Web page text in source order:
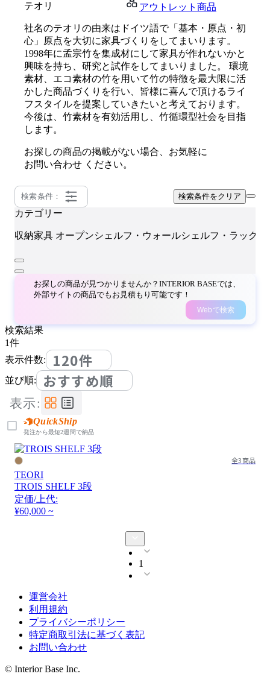
アウトレット商品
テオリ
社名のテオリの由来はドイツ語で「基本・原点・初
心」原点を大切に家具づくりをしてまいります。
1998年に孟宗竹を集成材にして家具が作れないかと
興味を持ち、研究と試作をしてまいりました。 環境
素材、エコ素材の竹を用いて竹の特徴を最大限に活
かした商品づくりを行い、皆様に喜んで頂けるライ
フスタイルを提案していきたいと考えております。
今後は、竹素材を有効活用し、竹循環型社会を目指
します。
お探しの商品の掲載がない場合、お気軽に
お問い合わせ ください。
検索条件： 検索条件をクリア
カテゴリー
収納家具 オープンシェルフ・ウォールシェルフ・ラック
お探しの商品が見つかりませんか？INTERIOR BASEでは、
外部サイトの商品でもお見積もり可能です！
Webで検索
検索結果
1件
表示件数:
120件
並び順: おすすめ順
表示:
QuickShip
発注から最短2週間で納品
全3商品
TEORI
TROIS SHELF 3段
定価/上代:
¥60,000 ~
1
運営会社
利用規約
プライバシーポリシー
特定商取引法に基づく表記
お問い合わせ
© Interior Base Inc.